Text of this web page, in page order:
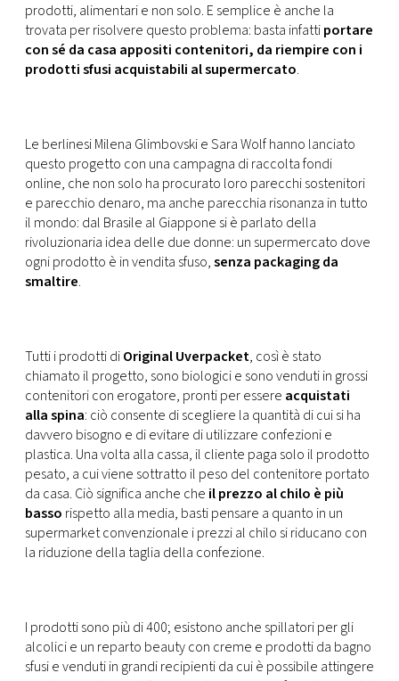
RMC
CONSIGLIA
prodotti, alimentari e non solo. E semplice è anche la
trovata per risolvere questo problema: basta infattiportare
con sé da casa appositi contenitori, da riempire con i
prodotti sfusi acquistabili al supermercato.
Le berlinesi Milena Glimbovski e Sara Wolf hanno lanciato
questo progetto con una campagna di raccolta fondi
online, che non solo ha procurato loro parecchi sostenitori
e parecchio denaro, ma anche parecchia risonanza in tutto
il mondo: dal Brasile al Giappone si è parlato della
rivoluzionaria idea delle due donne: un supermercato dove
ogni prodotto è in vendita sfuso,senza packaging da
smaltire.
Tutti i prodotti diOriginal Uverpacket, così è stato
chiamato il progetto, sono biologici e sono venduti in grossi
contenitori con erogatore, pronti per essere acquistati
alla spina: ciò consente di scegliere la quantità di cui si ha
davvero bisogno e di evitare di utilizzare confezioni e
plastica. Una volta alla cassa, il cliente paga solo il prodotto
pesato, a cui viene sottratto il peso del contenitore portato
da casa. Ciò significa anche che il prezzo al chilo è più
basso rispetto alla media, basti pensare a quanto in un
supermarket convenzionale i prezzi al chilo si riducano con
la riduzione della taglia della confezione.
I prodotti sono più di 400; esistono anche spillatori per gli
alcolici e un reparto beauty con creme e prodotti da bagno
sfusi e venduti in grandi recipienti da cui è possibile attingere